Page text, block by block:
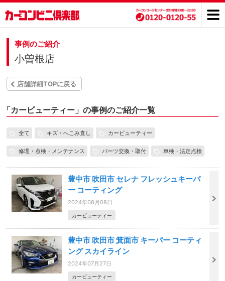
事例のご紹介
小曽根店
店舗詳細TOPに戻る
「カービューティー」の事例のご紹介一覧
全て キズ・へこみ直し カービューティー
修理・点検・メンテナンス パーツ交換・取付 車検・法定点検
豊中市 吹田市 セレナ フレッシュキーパ
ー コーティング
2024年08月08日
カービューティー
豊中市 吹田市 箕面市 キーパー コーティ
ング スカイライン
2024年07月27日
カービューティー